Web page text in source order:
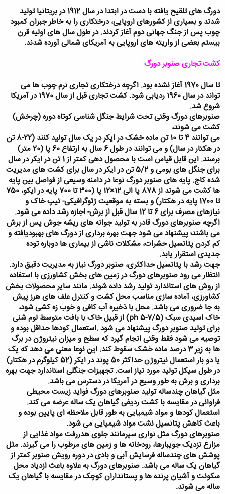
دورگ های تلقیح یافته با دست در ابتدا در سال 1912 در بریتانیا تولید
شدند و بسیاری از کشورهای اروپایی، درختکاری را به خاطر جبران کمبود
چوب پس از جنگ جهانی دوم آغاز کردند. در طول سال های اولیه قرن
بیستم بعضی از واریته های اروپایی به آمریکای شمالی آورده شدند.
کشت تجاری صنوبر دورگ
تا سال 1970 آغاز نشده بود. اگرچه درختکاری تجاری نرم چوب ها می
تواند در سال 1960 ردیابی شود. کشت تجاری قبل از سال 1970 در آمریکا
شروع شد.
صنوبرهای دورگ وقتی تحت شرایط جنگل شناسی کوتاه دوره (چرخش)
کشت می شوند،
می توانند 4 تا 10 تن ماده خشک در ایکر در یک سال تولید کنند (22-8 تن
در هکتار در سال) و می توانند در طول 6 سال به ارتفاع 60 پا (20 متر)
برسند. این قابل قیاس است با محصول دهی کمتر از 1 تن در ایکر در سال
برای جنگل های بومی و 5/2 تن در ایکر در سال برای کشت های مدیریت
شده کاج. پایه های صنوبر دورگ نوعا در دامنه وسیعی از فواصل بین پایه
ها کشت می شوند از 878 پا الی 12×12 پا (300 تا 700 پایه در ایکو، 750
تا 1700 پایه در هکتار) و بسته به موقعیت ژئوگرافیکی- تیپ خاک و
نیازهای مصرف برای 6 تا 12 سال قبل از برش- اجازه رشد داده می شود.
اگرچه صنوبرهای دورگ قادر به تولید جوانه های ریشه جوش پس از برش
می باشند؛ پیشنهاد می شود جهت بهره برداری از دورگ های بهبودیافته و
کم کردن پتانسیل حشرات، مشکلات ناشی از بیماری ها دوباره توده
جدیدی استقرار یابد.
جهت رشد با پتانسیل حداکثری، صنوبر دورگ نیاز به مدیریت دقیق دارد.
انتظار می رود صنوبرهای دورگ در زمین های بخش کشاورزی با استفاده
از روش های استاندارد تولید رشد داده شوند. مانند سایر محصولات بخش
کشاورزی، آماده سازی مناسب محل کشت و کنترل علف های هرز پیش
به جا ضروری می باشد. محل با ذخیره آب کافی و خوب زه کشی شود،
خاک اسیدی سبک (ph 5-7/5) از قبیل خاک با بافت متوسط لوم شنی
برای تولید صنوبر دورگ پیشنهاد می شود.استعمال کودها حداقل بوده و
توصیه می شود فقط وقتی انجام گیرد که سطح و میزان نیتروژن در برگ
ها به زیر 3 درصد ماده خشک سقوط کند. این نوعا معنی می دهد که یک
یا دو بار استعمال نیتروژن حداکثر 50 پوند در ایکر (52 کیلوگرم در هکتار)
در طول سیکل تولید مورد نیاز است. تجهیزات جنگلی استاندارد جهت بهره
برداری و برش به طور وسیع در آمریکا در دسترس می باشد.
مثل گیاهان چندساله تولید صنوبرهای دورگ فواید زیست محیطی
فراوانی در مقایسه با کشت ردیفی گیاهان یک ساله عرضه می کند.
استعمال کودها و مواد شیمیایی به طور قابل ملاحظه ای پایین بوده و
باعث کاهش پتانسیل نشت مواد شیمیایی می شود.
صنوبرهای دورگ مثل نواری سپرمانند جلوی هدررفت مواد غذایی از
مزارع نزدیک جویبارها، رودخانه ها و زمین های مرطوب را می گیرند. مثل
پوشش های چندساله فرسایش آبی و بادی در دوره رویش صنوبر کمتر از
گیاهان یک ساله می باشد. صنوبرهای دورگ به علاوه باعث ازدیاد محل
سکونت و آشیان پرنده ها و پستانداران کوچک در مقایسه با گیاهان یک
ساله می شوند.